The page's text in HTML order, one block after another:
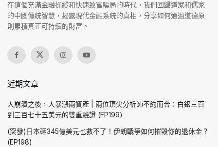
在這個充滿金融操縱和快速致富騙局的時代，我們回歸道家和儒家
的中國傳統智慧，揭露現代金融系統的真相，分享如何通過道德原
則累積真正可持續的財富。
近期文章
大崩潰之後，大暴漲兩資產 | 兩位頂尖分析師不約而合：白銀三百
到三百七十五美元的雙重驗證 (EP199)
(突發)日本砸345億美元也救不了！伊朗戰爭如何摧毀你的退休金？
(EP198)